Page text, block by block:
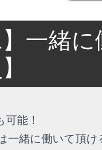
】一緒
能！
一緒に働いて頂け